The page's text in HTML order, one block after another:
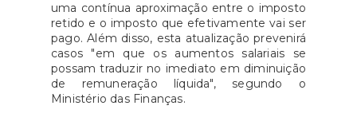
uma contínua aproximação entre o imposto
retido e o imposto que efetivamente vai ser
pago. Além disso, esta atualização prevenirá
casos "em que os aumentos salariais se
possam traduzir no imediato em diminuição
de remuneração líquida", segundo o
Ministério das Finanças.